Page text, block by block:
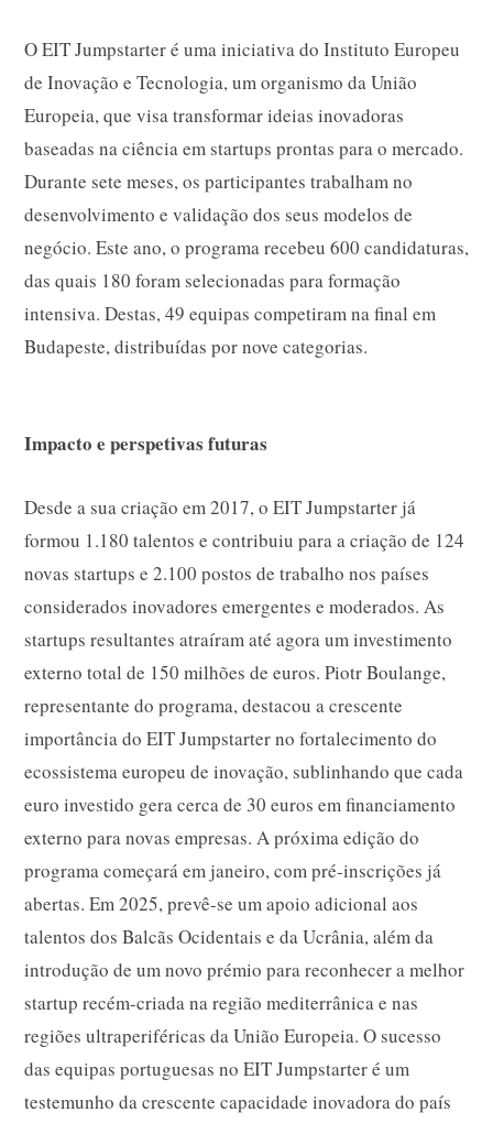
O EIT Jumpstarter é uma iniciativa do Instituto Europeu
de Inovação e Tecnologia, um organismo da União
Europeia, que visa transformar ideias inovadoras
baseadas na ciência em startups prontas para o mercado.
Durante sete meses, os participantes trabalham no
desenvolvimento e validação dos seus modelos de
negócio. Este ano, o programa recebeu 600 candidaturas,
das quais 180 foram selecionadas para formação
intensiva. Destas, 49 equipas competiram na final em
Budapeste, distribuídas por nove categorias.
Impacto e perspetivas futuras
Desde a sua criação em 2017, o EIT Jumpstarter já
formou 1.180 talentos e contribuiu para a criação de 124
novas startups e 2.100 postos de trabalho nos países
considerados inovadores emergentes e moderados. As
startups resultantes atraíram até agora um investimento
externo total de 150 milhões de euros. Piotr Boulange,
representante do programa, destacou a crescente
importância do EIT Jumpstarter no fortalecimento do
ecossistema europeu de inovação, sublinhando que cada
euro investido gera cerca de 30 euros em financiamento
externo para novas empresas. A próxima edição do
programa começará em janeiro, com pré-inscrições já
abertas. Em 2025, prevê-se um apoio adicional aos
talentos dos Balcãs Ocidentais e da Ucrânia, além da
introdução de um novo prémio para reconhecer a melhor
startup recém-criada na região mediterrânica e nas
regiões ultraperiféricas da União Europeia. O sucesso
das equipas portuguesas no EIT Jumpstarter é um
testemunho da crescente capacidade inovadora do país